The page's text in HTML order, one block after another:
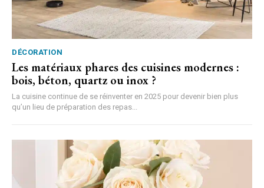
DÉCORATION
Les matériaux phares des cuisines modernes :
bois, béton, quartz ou inox ?
La cuisine continue de se réinventer en 2025 pour devenir bien plus
qu’un lieu de préparation des repas...